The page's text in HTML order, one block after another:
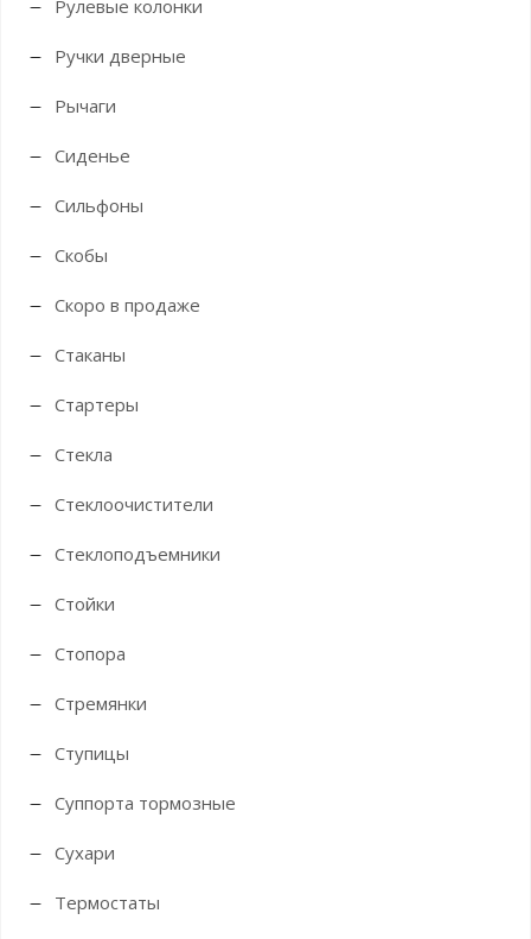
Рулевые колонки
Ручки дверные
Рычаги
Сиденье
Сильфоны
Скобы
Скоро в продаже
Стаканы
Стартеры
Стекла
Стеклоочистители
Стеклоподъемники
Стойки
Стопора
Стремянки
Ступицы
Суппорта тормозные
Сухари
Термостаты